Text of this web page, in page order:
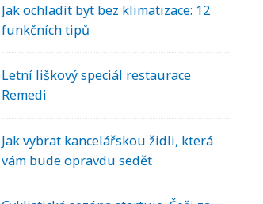
Jak ochladit byt bez klimatizace: 12
funkčních tipů
Letní liškový speciál restaurace
Remedi
Jak vybrat kancelářskou židli, která
vám bude opravdu sedět